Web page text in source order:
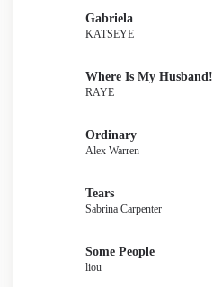
Gabriela
KATSEYE
Where Is My Husband!
RAYE
Ordinary
Alex Warren
Tears
Sabrina Carpenter
Some People
liou